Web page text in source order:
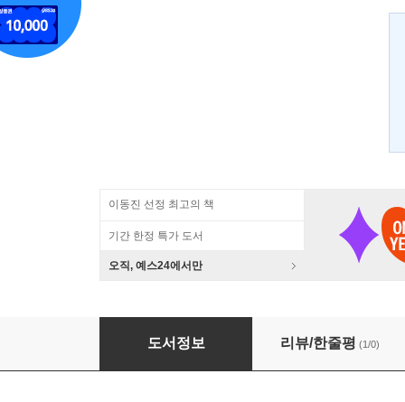
이동진 선정 최고의 책
기간 한정 특가 도서
오직, 예스24에서만
조선에서 여성으로 산다는 것
도서정보 리뷰/한줄평 (1/0)